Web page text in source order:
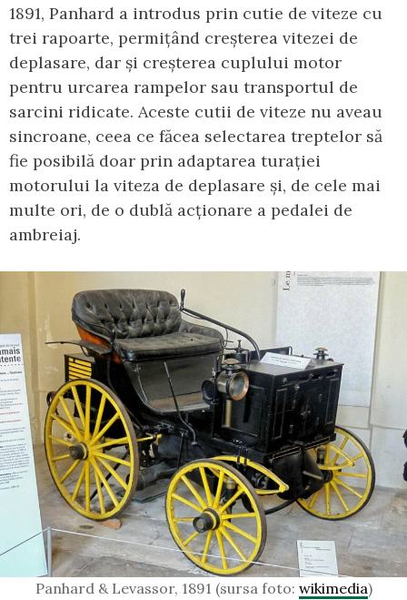
1891, Panhard a introdus prin cutie de viteze cu
trei rapoarte, permițând creșterea vitezei de
deplasare, dar și creșterea cuplului motor
pentru urcarea rampelor sau transportul de
sarcini ridicate. Aceste cutii de viteze nu aveau
sincroane, ceea ce făcea selectarea treptelor să
fie posibilă doar prin adaptarea turației
motorului la viteza de deplasare și, de cele mai
multe ori, de o dublă acționare a pedalei de
ambreiaj.
Panhard & Levassor, 1891 (sursa foto: wikimedia)